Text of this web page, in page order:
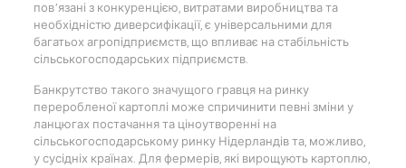
пов’язані з конкуренцією, витратами виробництва та
необхідністю диверсифікації, є універсальними для
багатьох агропідприємств, що впливає на стабільність
сільськогосподарських підприємств.
Банкрутство такого значущого гравця на ринку
переробленої картоплі може спричинити певні зміни у
ланцюгах постачання та ціноутворенні на
сільськогосподарському ринку Нідерландів та, можливо,
у сусідніх країнах. Для фермерів, які вирощують картоплю,